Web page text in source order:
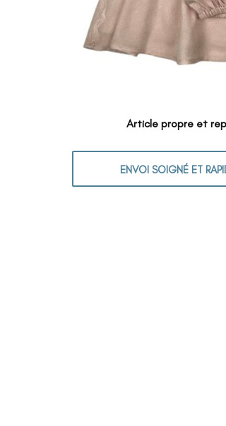
Article propre et
ENVOI SOIGNÉ ET